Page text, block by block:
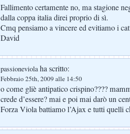
Fallimento certamente no, ma stagione
dalla coppa italia direi proprio di sì.
Cmq pensiamo a vincere ed evitiamo i
David
passioneviolaha scritto:
Febbraio 25th, 2009 alle 14:50
o come gliè antipatico crispino????
crede d’essere? mai e poi mai darò un
Forza Viola battiamo l’Ajax e tutti quelli